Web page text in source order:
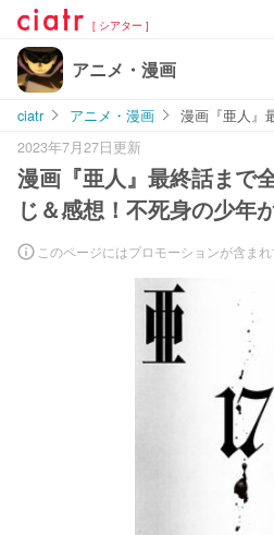
[ シアター ]
アニメ・漫画
ciatr アニメ・漫画
漫画『亜人』
2023年7月27日更新
漫画『亜人』最終話まで
じ＆感想！不死身の少年
このページにはプロモーションが含ま